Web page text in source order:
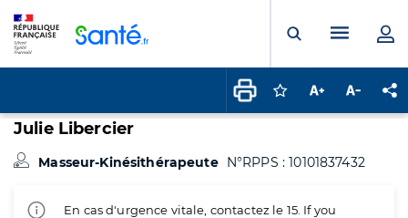
Ouvrir laMenu
Connectez-vous
Augmenter la
Julie Libercier
Masseur-Kinésithérapeute N°RPPS : 10101837432
En cas d'urgence vitale, contactez le 15. If you